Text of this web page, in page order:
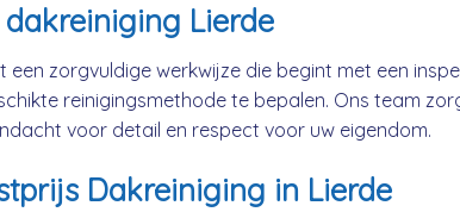
Lierde
een zorgvuldige werkwijze die begint met een
reinigingsmethode te bepalen. Ons team
voor detail en respect voor uw eigendom.
Dakreiniging in Lierde